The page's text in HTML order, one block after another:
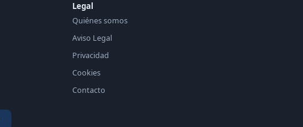
Legal
Quiénes somos
Aviso Legal
Privacidad
Cookies
Contacto